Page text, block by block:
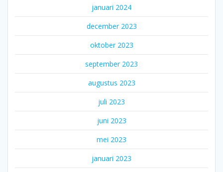
januari 2024
december 2023
oktober 2023
september 2023
augustus 2023
juli 2023
juni 2023
mei 2023
januari 2023